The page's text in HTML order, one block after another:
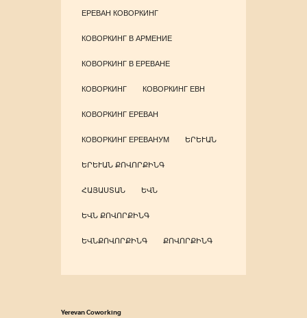
ЕРЕВАН КОВОРКИНГ
КОВОРКИНГ В АРМЕНИЕ
КОВОРКИНГ В ЕРЕВАНЕ
КОВОРКИНГ КОВОРКИНГ ЕВН
КОВОРКИНГ ЕРЕВАН
КОВОРКИНГ ЕРЕВАНУМ ԵՐԵՒԱՆ
ԵՐԵՒԱՆ ՔՈՎՈՐՔԻՆԳ
ՀԱՅԱՍՏԱՆ ԵՎՆ
ԵՎՆ ՔՈՎՈՐՔԻՆԳ
ԵՎՆՔՈՎՈՐՔԻՆԳ ՔՈՎՈՐՔԻՆԳ
Yerevan Coworking